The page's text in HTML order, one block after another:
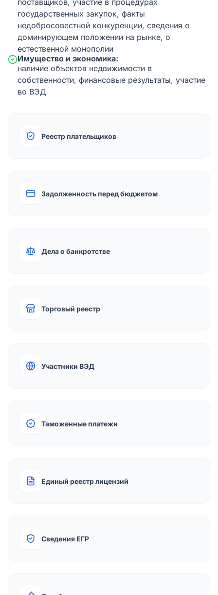
поставщиков, участие в процедурах
государственных закупок, факты
недобросовестной конкуренции, сведения о
доминирующем положении на рынке, о
естественной монополии
Имущество и экономика:
наличие объектов недвижимости в
собственности, финансовые результаты, участие
во ВЭД
Реестр плательщиков
Задолженность перед бюджетом
Дела о банкротстве
Торговый реестр
Участники ВЭД
Таможенные платежи
Единый реестр лицензий
Сведения ЕГР